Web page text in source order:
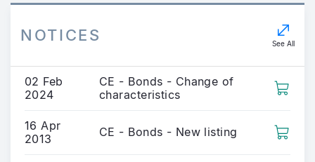
NOTICES See All
02 Feb
2024
CE - Bonds - Change of
characteristics
16 Apr
2013
CE - Bonds - New listing